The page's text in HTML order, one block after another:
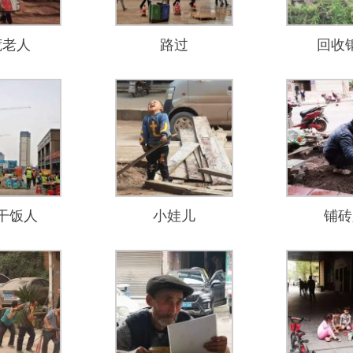
人 路过 回收
饭人 小娃儿 铺